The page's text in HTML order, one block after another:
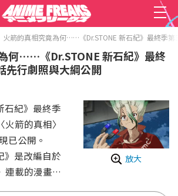
火箭的真相究竟為何……《Dr.STONE 新石紀》最終季
何……《Dr.STONE 新石紀》最終
先行劇照與大綱公開
放大
石紀》最終季
箭的真相〉
已公開。
》是改編自於
連載的漫畫